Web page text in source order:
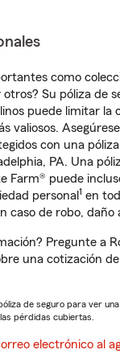
como
Su póliza de
puede limitar la
valiosos.
con una
PA. Una
Farm® puede
personal 1 en
caso de robo,
Pregunte a
una cotización
de seguro para ver
pérdidas cubiertas.
electrónico al